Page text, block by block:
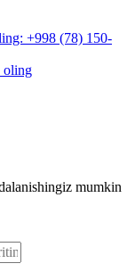
+998 (78) 150-
oling
mumkin